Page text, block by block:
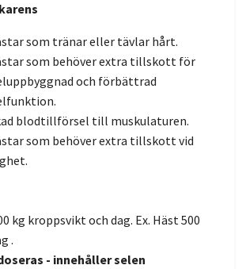
som tränar eller tävlar hårt.
som behöver extra tillskott för
och förbättrad
blodtillförsel till muskulaturen.
som behöver extra tillskott vid
kg kroppsvikt och dag. Ex. Häst 500
dag .
- innehåller selen